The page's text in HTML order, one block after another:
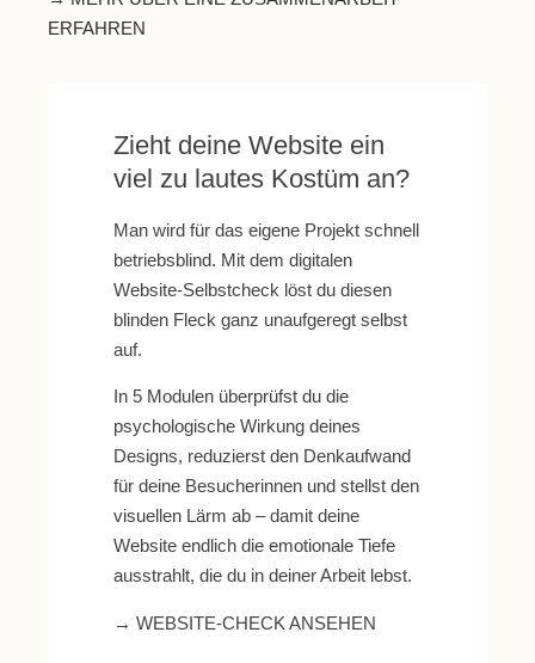
ERFAHREN
Zieht deine Website ein
viel zu lautes Kostüm an?
Man wird für das eigene Projekt schnell
betriebsblind. Mit dem digitalen
Website-Selbstcheck löst du diesen
blinden Fleck ganz unaufgeregt selbst
auf.
In 5 Modulen überprüfst du die
psychologische Wirkung deines
Designs, reduzierst den Denkaufwand
für deine Besucherinnen und stellst den
visuellen Lärm ab – damit deine
Website endlich die emotionale Tiefe
ausstrahlt, die du in deiner Arbeit lebst.
→ WEBSITE-CHECK ANSEHEN